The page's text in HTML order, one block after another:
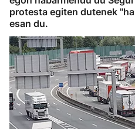
protesta egiten dutenek
esan du.